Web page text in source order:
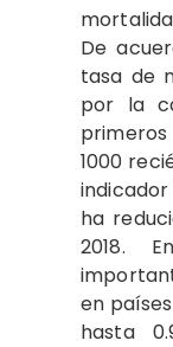
De
tasa de
por la
1000
ha
2018.
en
hasta